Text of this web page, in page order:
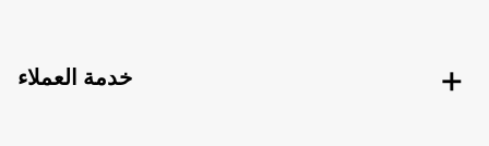
خدمة العملاء